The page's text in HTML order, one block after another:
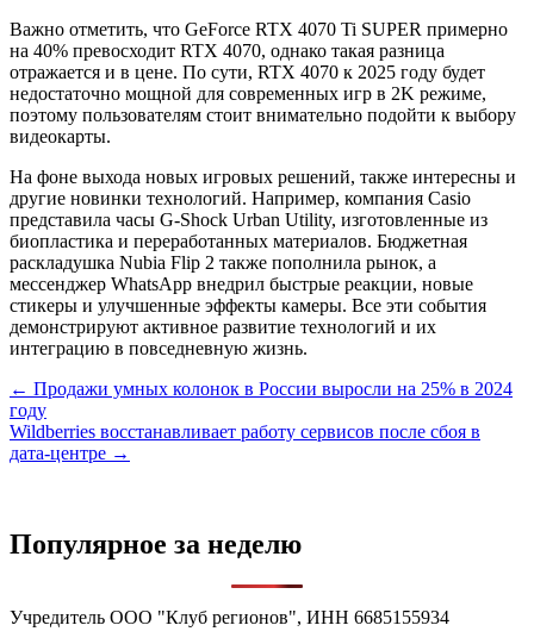
Важно отметить, что GeForce RTX 4070 Ti SUPER примерно
на 40% превосходит RTX 4070, однако такая разница
отражается и в цене. По сути, RTX 4070 к 2025 году будет
недостаточно мощной для современных игр в 2K режиме,
поэтому пользователям стоит внимательно подойти к выбору
видеокарты.
На фоне выхода новых игровых решений, также интересны и
другие новинки технологий. Например, компания Casio
представила часы G-Shock Urban Utility, изготовленные из
биопластика и переработанных материалов. Бюджетная
раскладушка Nubia Flip 2 также пополнила рынок, а
мессенджер WhatsApp внедрил быстрые реакции, новые
стикеры и улучшенные эффекты камеры. Все эти события
демонстрируют активное развитие технологий и их
интеграцию в повседневную жизнь.
Навигация
по
записям
← Продажи умных колонок в России выросли на 25% в 2024
году
Wildberries восстанавливает работу сервисов после сбоя в
дата-центре →
Популярное за неделю
Учредитель ООО "Клуб регионов", ИНН 6685155934